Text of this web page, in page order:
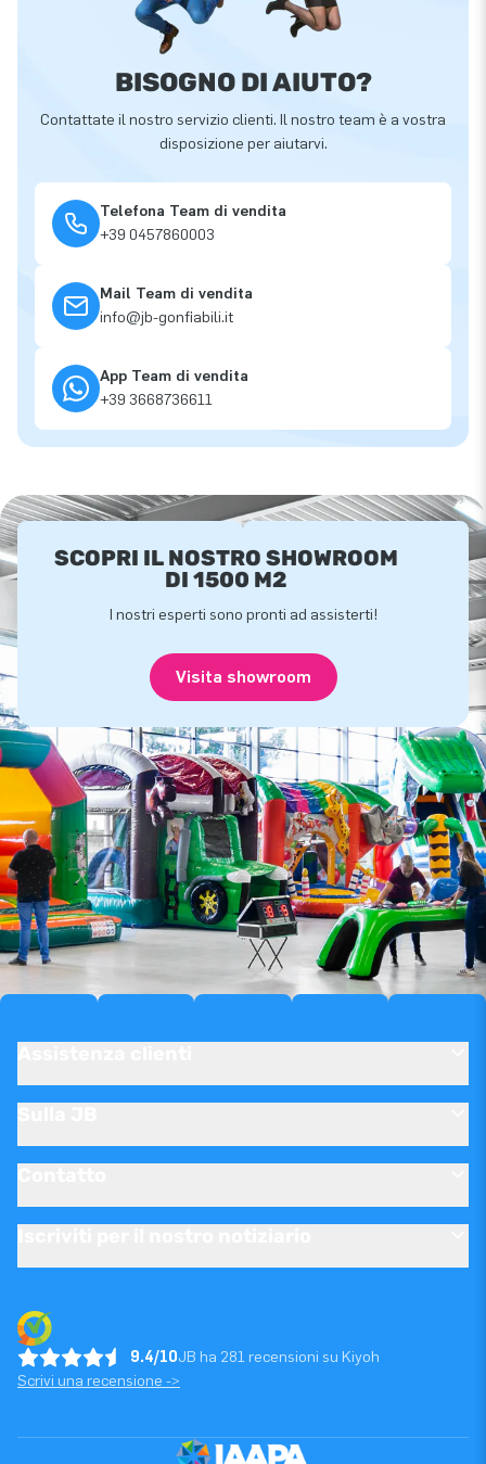
BISOGNO DI AIUTO?
Contattate il nostro servizio clienti. Il nostro team è a vostra
disposizione per aiutarvi.
Telefona Team di vendita
+39 0457860003
Mail Team di vendita
info@jb-gonfiabili.it
App Team di vendita
+39 3668736611
SCOPRI IL NOSTRO SHOWROOM
DI 1500 M2
I nostri esperti sono pronti ad assisterti!
Visita showroom
9.4/10JB ha 281 recensioni su Kiyoh
Scrivi una recensione ->